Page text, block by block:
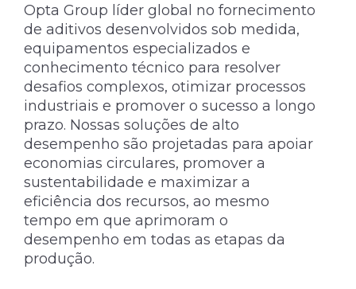
Opta Group líder global no fornecimento
de aditivos desenvolvidos sob medida,
equipamentos especializados e
conhecimento técnico para resolver
desafios complexos, otimizar processos
industriais e promover o sucesso a longo
prazo. Nossas soluções de alto
desempenho são projetadas para apoiar
economias circulares, promover a
sustentabilidade e maximizar a
eficiência dos recursos, ao mesmo
tempo em que aprimoram o
desempenho em todas as etapas da
produção.